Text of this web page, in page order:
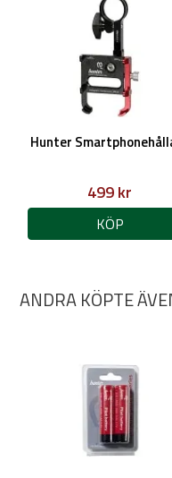
Hunter
499 kr
KÖP
ANDRA KÖPTE